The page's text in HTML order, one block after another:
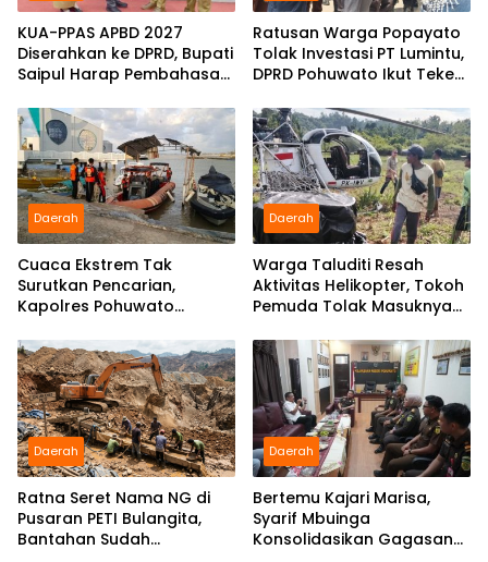
KUA-PPAS APBD 2027
Diserahkan ke DPRD, Bupati
Saipul Harap Pembahasan
Ratusan Warga Popayato
Tolak Investasi PT Lumintu,
DPRD Pohuwato Ikut Teken
Daerah
Cuaca Ekstrem Tak
Surutkan Pencarian,
Kapolres Pohuwato
Temukan Speedboat
Hilang
Daerah
Warga Taluditi Resah
Aktivitas Helikopter, Tokoh
Pemuda Tolak Masuknya
Daerah
Ratna Seret Nama NG di
Pusaran PETI Bulangita,
Bantahan Sudah
Daerah
Bertemu Kajari Marisa,
Syarif Mbuinga
Konsolidasikan Gagasan